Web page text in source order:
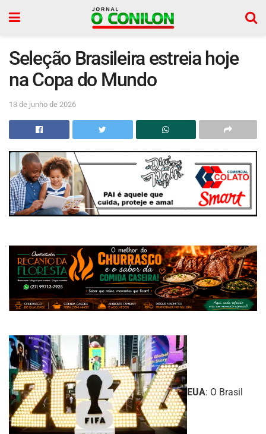
Seleção Brasileira estreia hoje
na Copa do Mundo
13 de junho de 2026
EUA: O Brasil